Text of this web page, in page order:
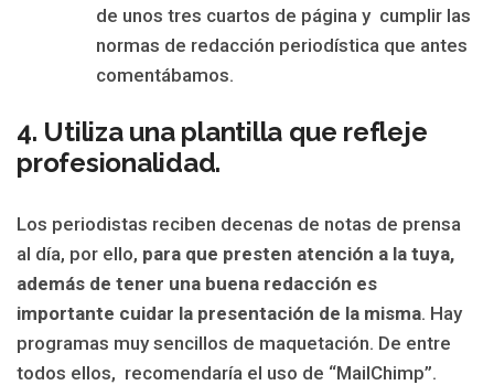
de unos tres cuartos de página y cumplir las
normas de redacción periodística que antes
comentábamos.
4. Utiliza una plantilla que refleje
profesionalidad.
Los periodistas reciben decenas de notas de prensa
al día, por ello, para que presten atención a la tuya,
además de tener una buena redacción es
importante cuidar la presentación de la misma. Hay
programas muy sencillos de maquetación. De entre
todos ellos, recomendaría el uso de “MailChimp”.